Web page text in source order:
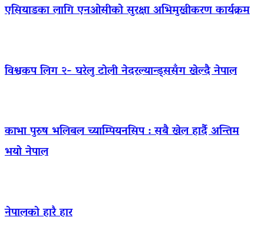
एसियाडका लागि एनओसीको सुरक्षा अभिमुखीकरण कार्यक्रम
विश्वकप लिग २- घरेलु टोली नेदरल्यान्ड्ससँग खेल्दै नेपाल
काभा पुरुष भलिबल च्याम्पियनसिप : सबै खेल हार्दै अन्तिम
भयो नेपाल
नेपालको हारै हार